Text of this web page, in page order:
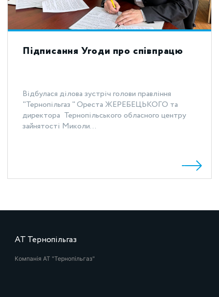
Підписання Угоди про співпрацю
Відбулася ділова зустріч голови правління
"Тернопільгаз " Ореста ЖЕРЕБЕЦЬКОГО та
директора Тернопільського обласного центру
зайнятості Миколи...
АТ Тернопільгаз
Компанія АТ "Тернопільгаз"